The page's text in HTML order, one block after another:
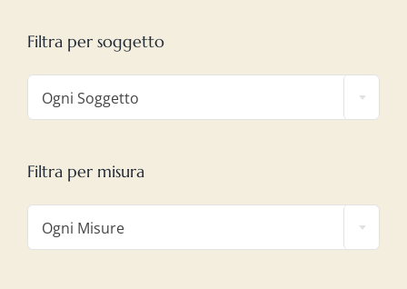
Filtra per soggetto
Ogni Soggetto
Filtra per misura
Ogni Misure